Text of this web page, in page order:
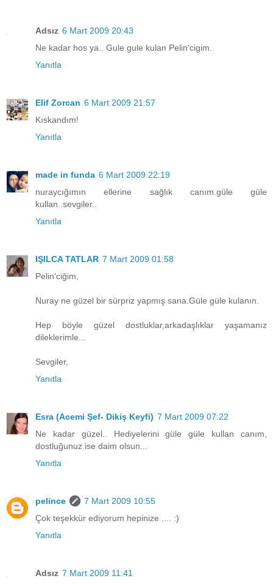
Adsız 6 Mart 2009 20:43
Ne kadar hos ya.. Gule gule kulan Pelin'cigim.
Yanıtla
Elif Zorcan 6 Mart 2009 21:57
Kıskandım!
Yanıtla
made in funda 6 Mart 2009 22:19
nuraycığımın ellerine sağlık canım.güle güle
kullan..sevgiler..
Yanıtla
IŞILCA TATLAR 7 Mart 2009 01:58
Pelin'ciğim,
Nuray ne güzel bir sürpriz yapmış sana.Güle güle kulanın.
Hep böyle güzel dostluklar,arkadaşlıklar yaşamanız
dileklerimle...
Sevgiler,
Yanıtla
Esra (Acemi Şef- Dikiş Keyfi) 7 Mart 2009 07:22
Ne kadar güzel.. Hediyelerini güle güle kullan canım,
dostluğunuz ise daim olsun...
Yanıtla
pelince
7 Mart 2009 10:55
Çok teşekkür ediyorum hepinize .... :)
Yanıtla
Adsız 7 Mart 2009 11:41